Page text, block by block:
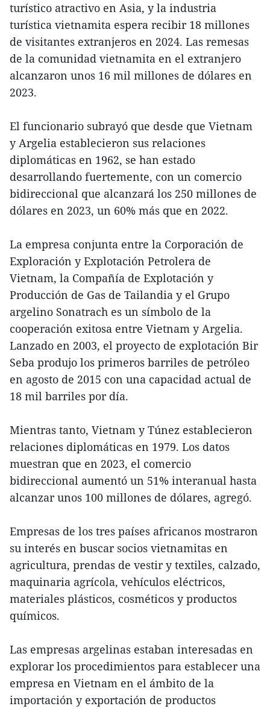
turístico atractivo en Asia, y la industria
turística vietnamita espera recibir 18 millones
de visitantes extranjeros en 2024. Las remesas
de la comunidad vietnamita en el extranjero
alcanzaron unos 16 mil millones de dólares en
2023.
El funcionario subrayó que desde que Vietnam
y Argelia establecieron sus relaciones
diplomáticas en 1962, se han estado
desarrollando fuertemente, con un comercio
bidireccional que alcanzará los 250 millones de
dólares en 2023, un 60% más que en 2022.
La empresa conjunta entre la Corporación de
Exploración y Explotación Petrolera de
Vietnam, la Compañía de Explotación y
Producción de Gas de Tailandia y el Grupo
argelino Sonatrach es un símbolo de la
cooperación exitosa entre Vietnam y Argelia.
Lanzado en 2003, el proyecto de explotación Bir
Seba produjo los primeros barriles de petróleo
en agosto de 2015 con una capacidad actual de
18 mil barriles por día.
Mientras tanto, Vietnam y Túnez establecieron
relaciones diplomáticas en 1979. Los datos
muestran que en 2023, el comercio
bidireccional aumentó un 51% interanual hasta
alcanzar unos 100 millones de dólares, agregó.
Empresas de los tres países africanos mostraron
su interés en buscar socios vietnamitas en
agricultura, prendas de vestir y textiles, calzado,
maquinaria agrícola, vehículos eléctricos,
materiales plásticos, cosméticos y productos
químicos.
Las empresas argelinas estaban interesadas en
explorar los procedimientos para establecer una
empresa en Vietnam en el ámbito de la
importación y exportación de productos